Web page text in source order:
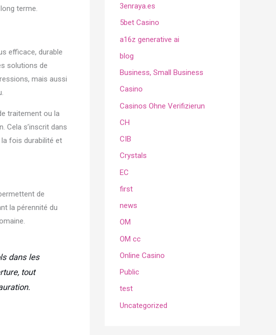
terme.
efficace, durable
solutions de
mais aussi
traitement ou la
Cela s’inscrit dans
fois durabilité et
de
la pérennité du
dans les
tout
3enraya.es
5bet Casino
a16z generative ai
blog
Business, Small Business
Casino
Casinos Ohne Verifizierun
CH
CIB
Crystals
EC
first
news
OM
OM cc
Online Casino
Public
test
Uncategorized